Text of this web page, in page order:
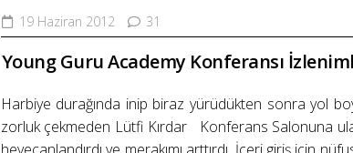
19 Haziran 2012 31
Young Guru Academy Konferansı
Harbiye durağında inip biraz yürüdükten sonra yol
zorluk çekmeden Lütfi Kırdar Konferans Salonuna